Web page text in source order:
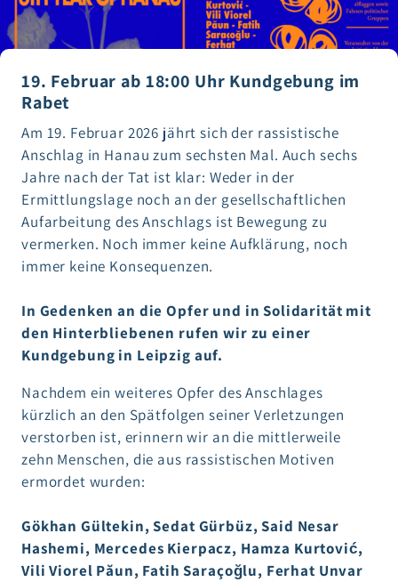
19. Februar ab 18:00 Uhr Kundgebung im
Rabet
Am 19. Februar 2026 jährt sich der rassistische
Anschlag in Hanau zum sechsten Mal. Auch sechs
Jahre nach der Tat ist klar: Weder in der
Ermittlungslage noch an der gesellschaftlichen
Aufarbeitung des Anschlags ist Bewegung zu
vermerken. Noch immer keine Aufklärung, noch
immer keine Konsequenzen.
In Gedenken an die Opfer und in Solidarität mit
den Hinterbliebenen rufen wir zu einer
Kundgebung in Leipzig auf.
Nachdem ein weiteres Opfer des Anschlages
kürzlich an den Spätfolgen seiner Verletzungen
verstorben ist, erinnern wir an die mittlerweile
zehn Menschen, die aus rassistischen Motiven
ermordet wurden:
Gökhan Gültekin, Sedat Gürbüz, Said Nesar
Hashemi, Mercedes Kierpacz, Hamza Kurtović,
Vili Viorel Păun, Fatih Saraçoğlu, Ferhat Unvar